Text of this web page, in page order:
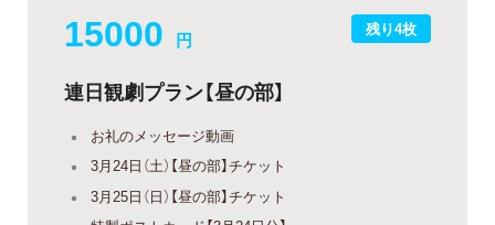
残り4枚
15000 円
連日観劇プラン【昼の部】
お礼のメッセージ動画
3月24日（土）【昼の部】チケット
3月25日（日）【昼の部】チケット